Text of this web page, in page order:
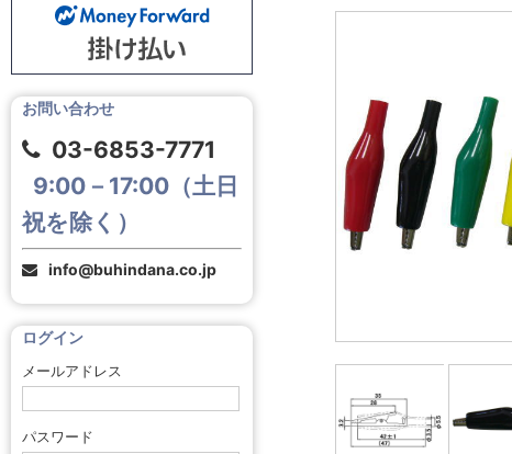
お問い合わせ
03-6853-7771
9:00－17:00（土日
祝を除く）
info@buhindana.co.jp
ログイン
メールアドレス
パスワード